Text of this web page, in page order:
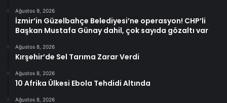
Ağustos 9, 2026
İzmir’in Güzelbahçe Belediyesi’ne operasyon! CHP’li
Başkan Mustafa Günay dahil, çok sayıda gözaltı var
Ağustos 8, 2026
Kırşehir’de Sel Tarıma Zarar Verdi
Ağustos 8, 2026
10 Afrika Ülkesi Ebola Tehdidi Altında
Ağustos 8, 2026